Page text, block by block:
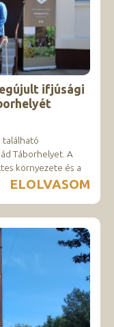
ifjúsági
található
Táborhelyet. A
környezete és a
ELOLVASOM